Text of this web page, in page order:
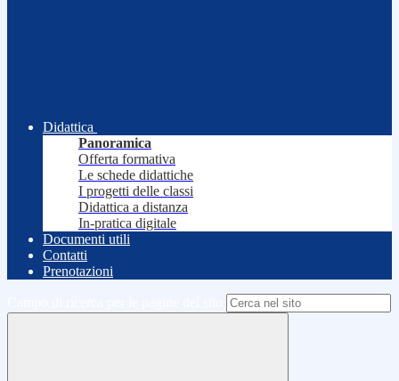
Didattica
Panoramica
Offerta formativa
Le schede didattiche
I progetti delle classi
Didattica a distanza
In-pratica digitale
Documenti utili
Contatti
Prenotazioni